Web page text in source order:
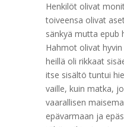
Henkilöt olivat
toiveensa olivat
sänkyä mutta epub
Hahmot olivat
heillä oli rikkaat
itse sisältö tuntui
vaille, kuin matka,
vaarallisen
epävarmaan ja